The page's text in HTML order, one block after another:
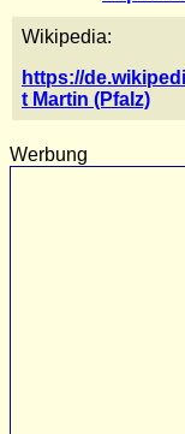
Wikipedia:
https://
t Martin (Pfalz)
Werbung